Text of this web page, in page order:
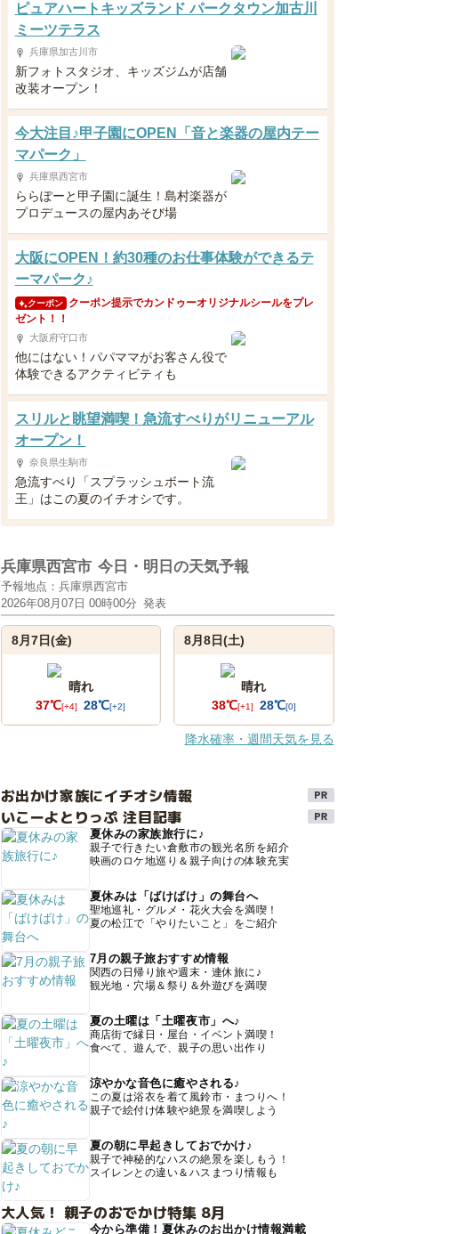
ピュアハートキッズランド パークタウン加古川
ミーツテラス
兵庫県加古川市
新フォトスタジオ、キッズジムが店舗
改装オープン！
今大注目♪甲子園にOPEN「音と楽器の屋内テー
マパーク」
兵庫県西宮市
ららぽーと甲子園に誕生！島村楽器が
プロデュースの屋内あそび場
大阪にOPEN！約30種のお仕事体験ができるテ
ーマパーク♪
クーポン
クーポン提示でカンドゥーオリジナルシールをプレ
ゼント！！
大阪府守口市
他にはない！パパママがお客さん役で
体験できるアクティビティも
スリルと眺望満喫！急流すべりがリニューアル
オープン！
奈良県生駒市
急流すべり「スプラッシュボート流
王」はこの夏のイチオシです。
兵庫県西宮市 今日・明日の天気予報
予報地点：兵庫県西宮市
2026年08月07日 00時00分 発表
8月7日(金)
晴れ
37℃[+4] 28℃[+2]
8月8日(土)
晴れ
38℃[+1] 28℃[0]
降水確率・週間天気を見る
お出かけ家族にイチオシ情報
いこーよとりっぷ 注目記事
夏休みの家族旅行に♪
親子で行きたい倉敷市の観光名所を紹介
映画のロケ地巡り＆親子向けの体験充実
夏休みは「ばけばけ」の舞台へ
聖地巡礼・グルメ・花火大会を満喫！
夏の松江で「やりたいこと」をご紹介
7月の親子旅おすすめ情報
関西の日帰り旅や週末・連休旅に♪
観光地・穴場＆祭り＆外遊びを満喫
夏の土曜は「土曜夜市」へ♪
商店街で縁日・屋台・イベント満喫！
食べて、遊んで、親子の思い出作り
涼やかな音色に癒やされる♪
この夏は浴衣を着て風鈴市・まつりへ！
親子で絵付け体験や絶景を満喫しよう
夏の朝に早起きしておでかけ♪
親子で神秘的なハスの絶景を楽しもう！
スイレンとの違い＆ハスまつり情報も
大人気！ 親子のおでかけ特集 8月
今から準備！夏休みのお出かけ情報満載